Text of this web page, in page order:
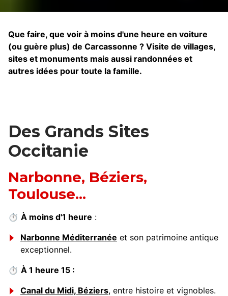
Que faire, que voir à moins d'une heure en voiture
(ou guère plus) de Carcassonne ? Visite de villages,
sites et monuments mais aussi randonnées et
autres idées pour toute la famille.
Des Grands Sites
Occitanie
Narbonne, Béziers,
Toulouse...
⏱ À moins d'1 heure :
Narbonne Méditerranée et son patrimoine antique
exceptionnel.
⏱ À 1 heure 15 :
Canal du Midi, Béziers, entre histoire et vignobles.